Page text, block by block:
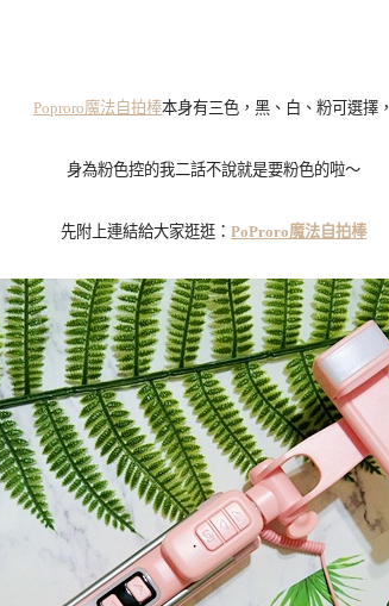
Poproro魔法自拍棒本身有三色，黑、白、粉可選擇，
身為粉色控的我二話不說就是要粉色的啦～
先附上連結給大家逛逛：PoProro魔法自拍棒